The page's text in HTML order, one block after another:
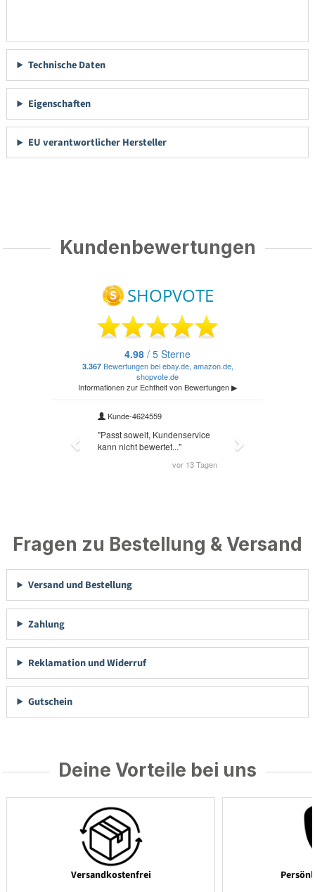
Technische Daten
Eigenschaften
EU verantwortlicher Hersteller
Kundenbewertungen
Fragen zu Bestellung & Versand
Versand und Bestellung
Zahlung
Reklamation und Widerruf
Gutschein
Deine Vorteile bei uns
Versandkostenfrei